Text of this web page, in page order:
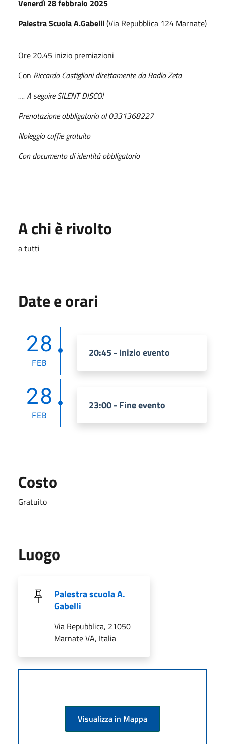
Venerdì 28 febbraio 2025
Palestra Scuola A.Gabelli(Via Repubblica 124 Marnate)
Ore 20.45 inizio premiazioni
Con Riccardo Castiglioni direttamente da Radio Zeta
…. A seguire SILENT DISCO!
Prenotazione obbligatoria al 0331368227
Noleggio cuffie gratuito
Con documento di identità obbligatorio
A chi è rivolto
a tutti
Date e orari
28
FEB
20:45 - Inizio evento
28
FEB
23:00 - Fine evento
Costo
Gratuito
Luogo
Palestra scuola A.
Gabelli
Via Repubblica, 21050
Marnate VA, Italia
Visualizza in Mappa